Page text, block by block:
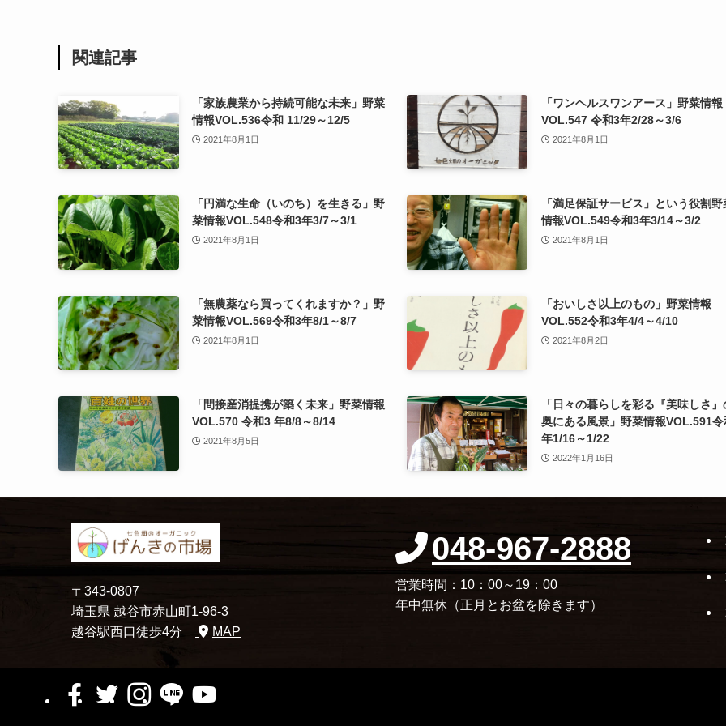
関連記事
「家族農業から持続可能な未来」野菜
情報VOL.536令和 11/29～12/5
2021年8月1日
「ワンヘルスワンアース」野菜情報
VOL.547 令和3年2/28～3/6
2021年8月1日
「円満な生命（いのち）を生きる」野
菜情報VOL.548令和3年3/7～3/1
2021年8月1日
「満足保証サービス」という役割野
情報VOL.549令和3年3/14～3/2
2021年8月1日
「無農薬なら買ってくれますか？」野
菜情報VOL.569令和3年8/1～8/7
2021年8月1日
「おいしさ以上のもの」野菜情報
VOL.552令和3年4/4～4/10
2021年8月2日
「間接産消提携が築く未来」野菜情報
VOL.570 令和3 年8/8～8/14
2021年8月5日
「日々の暮らしを彩る『美味しさ』
奥にある風景」野菜情報VOL.591令
年1/16～1/22
2022年1月16日
〒343-0807
埼玉県 越谷市赤山町1-96-3
越谷駅西口徒歩4分
MAP
048-967-2888
営業時間：10：00～19：00
年中無休（正月とお盆を除きます）